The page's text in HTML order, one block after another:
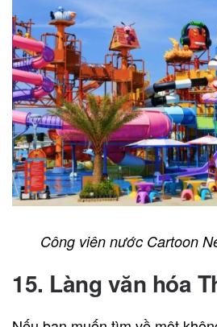
Công viên nước Cartoon
15. Làng văn hóa